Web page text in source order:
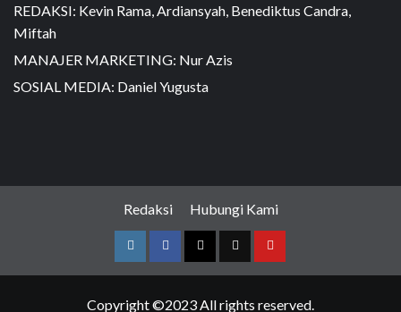
REDAKSI: Kevin Rama, Ardiansyah, Benediktus Candra,
Miftah
MANAJER MARKETING: Nur Azis
SOSIAL MEDIA: Daniel Yugusta
Redaksi Hubungi Kami
Copyright ©2023 All rights reserved.